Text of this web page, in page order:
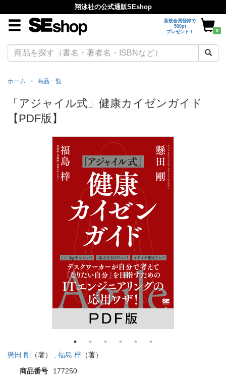
翔泳社の公式通販SEshop
新規会員登録で
500pt
プレゼント！
0
ホーム 商品一覧
「アジャイル式」健康カイゼンガイド
【PDF版】
懸田 剛 （著） , 福島 梓 （著）
商品番号
177250